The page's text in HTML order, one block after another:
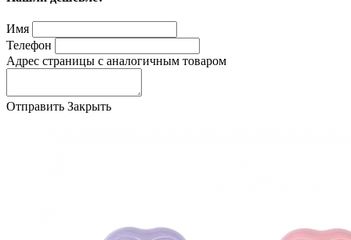
Имя
Телефон
Адрес страницы с аналогичным товаром
Отправить Закрыть